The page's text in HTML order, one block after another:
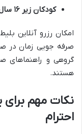
کودکان زیر ۱۶ سال:
امکان رزرو آنلاین
صرفه جویی زمان در
گروهی و راهنماهای
هستند.
نکات مهم برای
احترام